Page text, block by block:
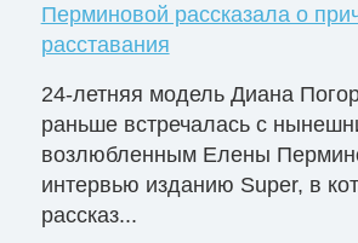
Перминовой рассказала о
расставания
24-летняя модель Диана
раньше встречалась с
возлюбленным Елены
интервью изданию Super, в
рассказ...